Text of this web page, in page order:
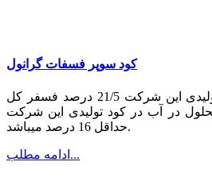
کود سوپر فسفات گرانول
کود سوپر فسفات ساده تولیدی این شرکت 21/5 درصد فسفر کل
در آب در کود تولیدی این شرکت
حداقل 16 درصد میباشد.
ادامه مطلب...